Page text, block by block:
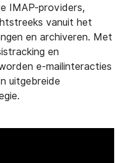
IMAP-providers,
vanuit het
en archiveren. Met
en
e-mailinteracties
uitgebreide